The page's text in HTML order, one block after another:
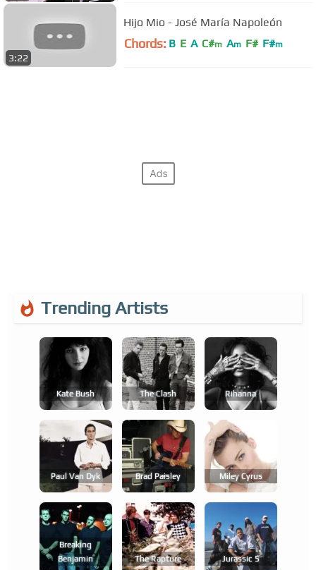
3:22
Hijo Mio - José María Napoleón
Chords: B E A C#m Am F# F#m
Trending Artists
Kate Bush The Clash Rihanna
Paul Van Dyk Brad Paisley Miley Cyrus
Breaking
Benjamin
The Rapture Jurassic 5